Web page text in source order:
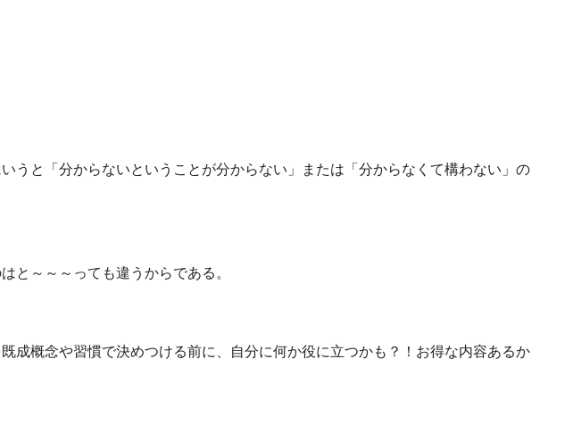
うと「分からないということが分からない」または「分からなくて構わない」の
と～～～っても違うからである。
成概念や習慣で決めつける前に、自分に何か役に立つかも？！お得な内容あるか